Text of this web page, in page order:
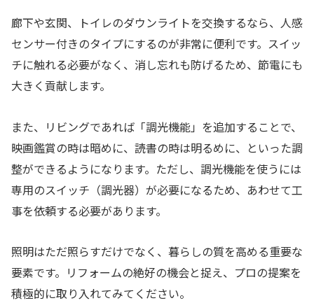
廊下や玄関、トイレのダウンライトを交換するなら、人感
センサー付きのタイプにするのが非常に便利です。スイッ
チに触れる必要がなく、消し忘れも防げるため、節電にも
大きく貢献します。
また、リビングであれば「調光機能」を追加することで、
映画鑑賞の時は暗めに、読書の時は明るめに、といった調
整ができるようになります。ただし、調光機能を使うには
専用のスイッチ（調光器）が必要になるため、あわせて工
事を依頼する必要があります。
照明はただ照らすだけでなく、暮らしの質を高める重要な
要素です。リフォームの絶好の機会と捉え、プロの提案を
積極的に取り入れてみてください。